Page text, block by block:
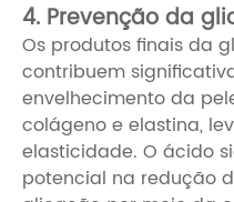
4. Prevenção da
Os produtos finais da
contribuem
envelhecimento da
colágeno e elastina,
elasticidade. O ácido
potencial na redução